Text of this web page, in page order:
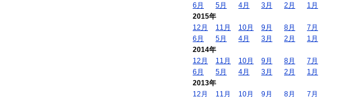
6月
5月 4月 3月 2月
1月
2015年
12月
11月 10月 9月 8月
7月
6月
5月 4月 3月 2月
1月
2014年
12月
11月 10月 9月 8月
7月
6月
5月 4月 3月 2月
1月
2013年
12月
11月 10月 9月 8月 7月